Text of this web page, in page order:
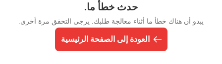
حدث خطأ ما.
يبدو أن هناك خطأ ما أثناء معالجة طلبك. يرجى التحقق مرة أخرى.
العودة إلى الصفحة الرئيسية